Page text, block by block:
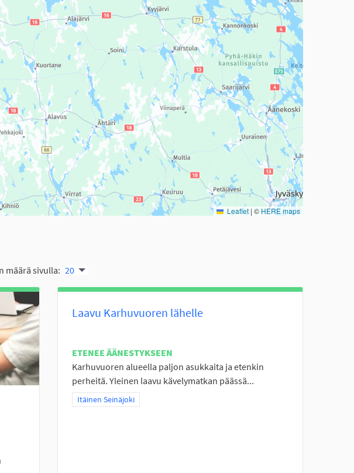
Leaflet | © HERE maps
määrä sivulla: 20
Laavu Karhuvuoren lähelle
ETENEE ÄÄNESTYKSEEN
Karhuvuoren alueella paljon asukkaita ja etenkin
perheitä. Yleinen laavu kävelymatkan päässä...
Rajaa tulokset teeman mukaan: Itäinen Seinäjoki
Itäinen Seinäjoki